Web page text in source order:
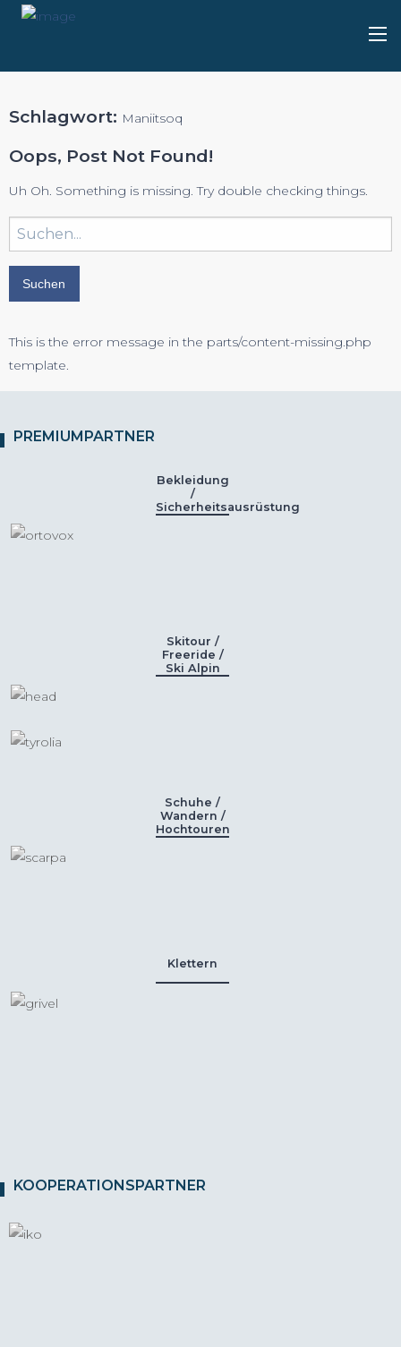
Schlagwort: Maniitsoq
Oops, Post Not Found!
Uh Oh. Something is missing. Try double checking things.
Suchbegriff
eingeben:
This is the error message in the parts/content-missing.php
template.
PREMIUMPARTNER
Bekleidung
/
Sicherheitsausrüstung
Skitour /
Freeride /
Ski Alpin
Schuhe /
Wandern /
Hochtouren
Klettern
KOOPERATIONSPARTNER